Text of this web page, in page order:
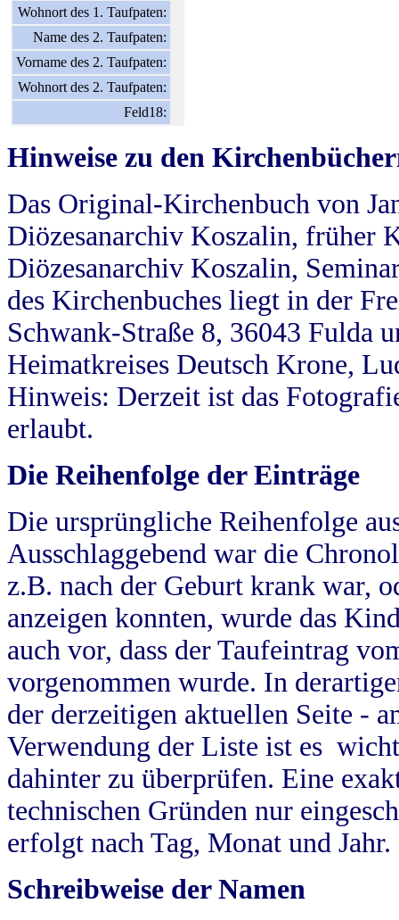
Wohnort des 1. Taufpaten:
Name des 2. Taufpaten:
Vorname des 2. Taufpaten:
Wohnort des 2. Taufpaten:
Feld18:
Hinweise zu den
Das Original-Kirchenbuch von
Diözesanarchiv Koszalin, früher
Diözesanarchiv Koszalin,
des Kirchenbuches liegt in der
Schwank-Straße 8, 36043 Fulda
Heimatkreises Deutsch Krone,
Hinweis: Derzeit ist das
erlaubt.
Die Reihenfolge der Einträge
Die ursprüngliche Reihenfolge
Ausschlaggebend war die
z.B. nach der Geburt krank war,
anzeigen konnten, wurde das
auch vor, dass der Taufeintrag
vorgenommen wurde. In
der derzeitigen aktuellen Seite -
Verwendung der Liste ist es
dahinter zu überprüfen. Eine
technischen Gründen nur
erfolgt nach Tag, Monat und Jahr.
Schreibweise der Namen